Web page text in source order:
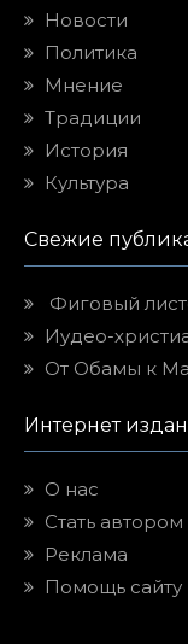
Новости
Политика
Мнение
Традиции
История
Культура
Свежие
Фиговый
Иудео-
От Обамы к
Интернет
О нас
Стать автором
Реклама
Помощь сайту